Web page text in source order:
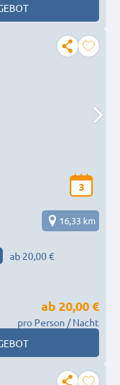
3
16,33 km
ab 20,00 €
ab 20,00 €
pro Person / Nacht